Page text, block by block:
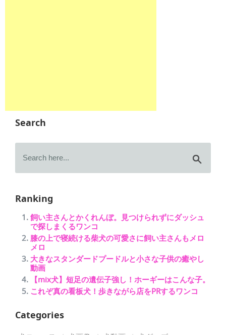
Search
Ranking
飼い主さんとかくれんぼ。見つけられずにダッシュ
で探しまくるワンコ
膝の上で寝続ける柴犬の可愛さに飼い主さんもメロ
メロ
大きなスタンダードプードルと小さな子供の癒やし
動画
【mix犬】短足の遺伝子強し！ホーギーはこんな子。
これぞ真の看板犬！歩きながら店をPRするワンコ
Categories